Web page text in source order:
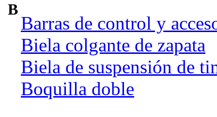
B
Barras de control y
Biela colgante de zapata
Biela de suspensión de
Boquilla doble